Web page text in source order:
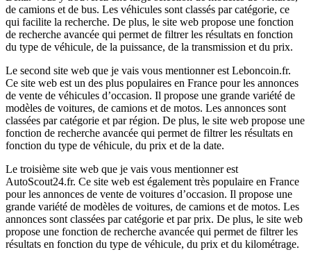
de camions et de bus. Les véhicules sont classés par catégorie, ce
qui facilite la recherche. De plus, le site web propose une fonction
de recherche avancée qui permet de filtrer les résultats en fonction
du type de véhicule, de la puissance, de la transmission et du prix.
Le second site web que je vais vous mentionner est Leboncoin.fr.
Ce site web est un des plus populaires en France pour les annonces
de vente de véhicules d’occasion. Il propose une grande variété de
modèles de voitures, de camions et de motos. Les annonces sont
classées par catégorie et par région. De plus, le site web propose une
fonction de recherche avancée qui permet de filtrer les résultats en
fonction du type de véhicule, du prix et de la date.
Le troisième site web que je vais vous mentionner est
AutoScout24.fr. Ce site web est également très populaire en France
pour les annonces de vente de voitures d’occasion. Il propose une
grande variété de modèles de voitures, de camions et de motos. Les
annonces sont classées par catégorie et par prix. De plus, le site web
propose une fonction de recherche avancée qui permet de filtrer les
résultats en fonction du type de véhicule, du prix et du kilométrage.